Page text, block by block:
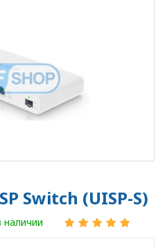
Switch (UISP-S)
наличии